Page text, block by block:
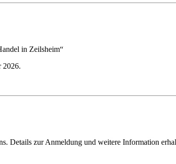
in Zeilsheim“
2026.
Details zur Anmeldung und weitere Information